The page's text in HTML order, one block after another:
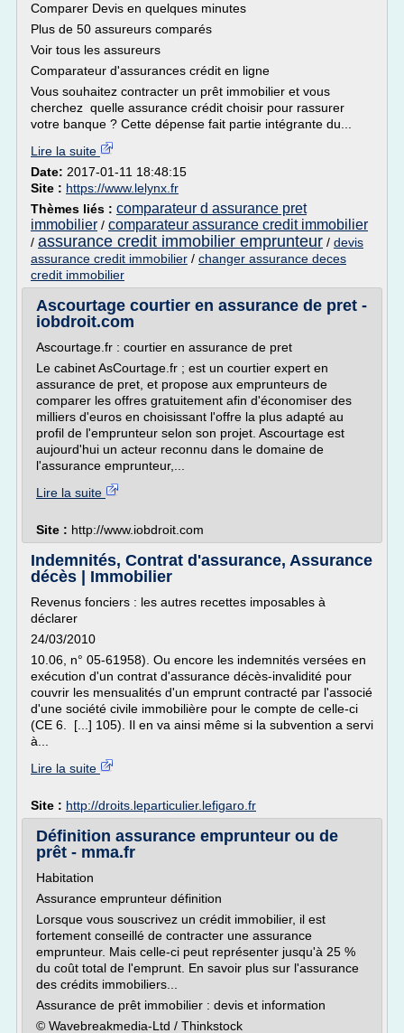
Comparer Devis en quelques minutes
Plus de 50 assureurs comparés
Voir tous les assureurs
Comparateur d'assurances crédit en ligne
Vous souhaitez contracter un prêt immobilier et vous
cherchez quelle assurance crédit choisir pour rassurer
votre banque ? Cette dépense fait partie intégrante du...
Lire la suite
Date: 2017-01-11 18:48:15
Site : https://www.lelynx.fr
Thèmes liés : comparateur d assurance pret
immobilier / comparateur assurance credit immobilier
/ assurance credit immobilier emprunteur / devis
assurance credit immobilier / changer assurance deces
credit immobilier
Ascourtage courtier en assurance de pret -
iobdroit.com
Ascourtage.fr : courtier en assurance de pret
Le cabinet AsCourtage.fr ; est un courtier expert en
assurance de pret, et propose aux emprunteurs de
comparer les offres gratuitement afin d'économiser des
milliers d'euros en choisissant l'offre la plus adapté au
profil de l'emprunteur selon son projet. Ascourtage est
aujourd'hui un acteur reconnu dans le domaine de
l'assurance emprunteur,...
Lire la suite
Site : http://www.iobdroit.com
Indemnités, Contrat d'assurance, Assurance
décès | Immobilier
Revenus fonciers : les autres recettes imposables à
déclarer
24/03/2010
10.06, n° 05-61958). Ou encore les indemnités versées en
exécution d'un contrat d'assurance décès-invalidité pour
couvrir les mensualités d'un emprunt contracté par l'associé
d'une société civile immobilière pour le compte de celle-ci
(CE 6. [...] 105). Il en va ainsi même si la subvention a servi
à...
Lire la suite
Site : http://droits.leparticulier.lefigaro.fr
Définition assurance emprunteur ou de
prêt - mma.fr
Habitation
Assurance emprunteur définition
Lorsque vous souscrivez un crédit immobilier, il est
fortement conseillé de contracter une assurance
emprunteur. Mais celle-ci peut représenter jusqu'à 25 %
du coût total de l'emprunt. En savoir plus sur l'assurance
des crédits immobiliers...
Assurance de prêt immobilier : devis et information
© Wavebreakmedia-Ltd / Thinkstock